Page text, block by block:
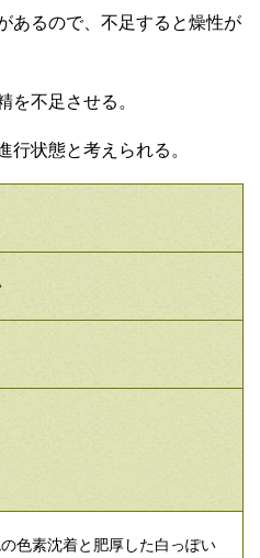
あるので、不足すると燥性が
を不足させる。
行状態と考えられる。
色素沈着と肥厚した白っぽい